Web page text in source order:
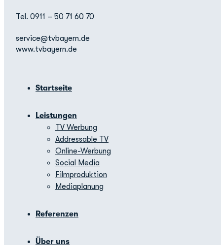
Tel. 0911 – 50 71 60 70
service@tvbayern.de
www.tvbayern.de
Startseite
Leistungen
TV Werbung
Addressable TV
Online-Werbung
Social Media
Filmproduktion
Mediaplanung
Referenzen
Über uns